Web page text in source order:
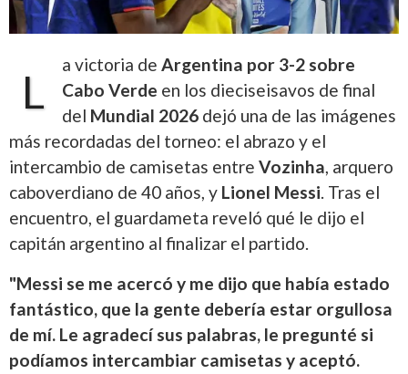
L
a victoria de Argentina por 3-2 sobre
Cabo Verde en los dieciseisavos de final
del Mundial 2026 dejó una de las imágenes
más recordadas del torneo: el abrazo y el
intercambio de camisetas entre Vozinha, arquero
caboverdiano de 40 años, y Lionel Messi. Tras el
encuentro, el guardameta reveló qué le dijo el
capitán argentino al finalizar el partido.
"Messi se me acercó y me dijo que había estado
fantástico, que la gente debería estar orgullosa
de mí. Le agradecí sus palabras, le pregunté si
podíamos intercambiar camisetas y aceptó.